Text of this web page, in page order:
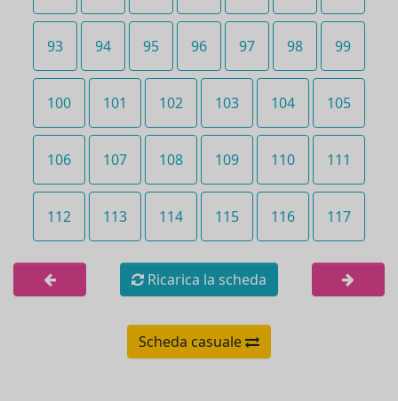
93 94 95 96 97 98 99
100 101 102 103 104 105
106 107 108 109 110 111
112 113 114 115 116 117
Ricarica la scheda
Scheda casuale